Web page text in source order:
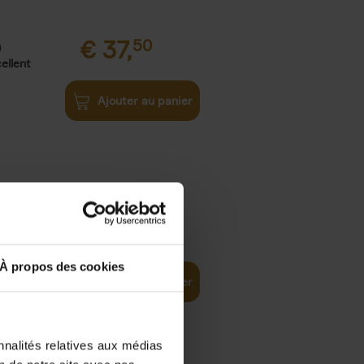
À propos des cookies
relatives aux médias
€ 37,50
Ajouter au panier
world 29,99
Ajouter au panier